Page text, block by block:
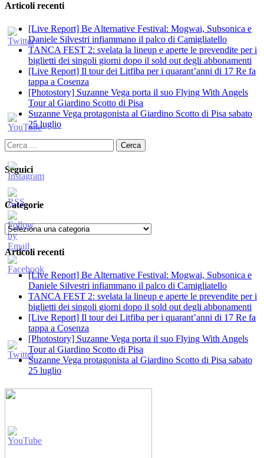
Articoli recenti
[Live Report] Be Alternative Festival: Mogwai, Subsonica e
Daniele Silvestri infiammano il palco di Camigliatello
TANCA FEST 2: svelata la lineup e aperte le prevendite per i
biglietti dei singoli giorni dopo il sold out degli abbonamenti
[Live Report] Il tour dei Litfiba per i quarant’anni di 17 Re fa
tappa a Cosenza
[Photostory] Suzanne Vega porta il suo Flying With Angels
Tour al Giardino Scotto di Pisa
Suzanne Vega protagonista al Giardino Scotto di Pisa sabato
25 luglio
Ricerca
per:
Seguici
Categorie
Categorie
Articoli recenti
[Live Report] Be Alternative Festival: Mogwai, Subsonica e
Daniele Silvestri infiammano il palco di Camigliatello
TANCA FEST 2: svelata la lineup e aperte le prevendite per i
biglietti dei singoli giorni dopo il sold out degli abbonamenti
[Live Report] Il tour dei Litfiba per i quarant’anni di 17 Re fa
tappa a Cosenza
[Photostory] Suzanne Vega porta il suo Flying With Angels
Tour al Giardino Scotto di Pisa
Suzanne Vega protagonista al Giardino Scotto di Pisa sabato
25 luglio